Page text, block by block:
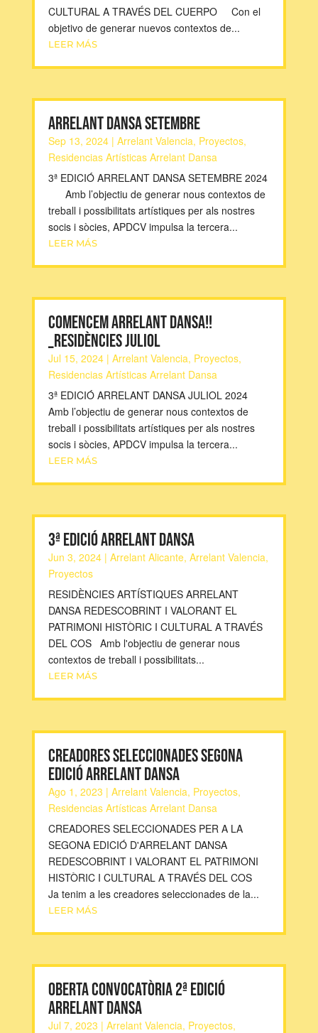
CULTURAL A TRAVÉS DEL CUERPO Con el
objetivo de generar nuevos contextos de...
LEER MÁS
ARRELANT DANSA SETEMBRE
Sep 13, 2024| Arrelant Valencia, Proyectos,
Residencias Artísticas Arrelant Dansa
3ª EDICIÓ ARRELANT DANSA SETEMBRE 2024
Amb l’objectiu de generar nous contextos de
treball i possibilitats artístiques per als nostres
socis i sòcies, APDCV impulsa la tercera...
LEER MÁS
COMENCEM ARRELANT DANSA!!
_residències juliol
Jul 15, 2024| Arrelant Valencia, Proyectos,
Residencias Artísticas Arrelant Dansa
3ª EDICIÓ ARRELANT DANSA JULIOL 2024
Amb l’objectiu de generar nous contextos de
treball i possibilitats artístiques per als nostres
socis i sòcies, APDCV impulsa la tercera...
LEER MÁS
3ª EDICIÓ ARRELANT DANSA
Jun 3, 2024| Arrelant Alicante, Arrelant Valencia,
Proyectos
RESIDÈNCIES ARTÍSTIQUES ARRELANT
DANSA REDESCOBRINT I VALORANT EL
PATRIMONI HISTÒRIC I CULTURAL A TRAVÉS
DEL COS Amb l'objectiu de generar nous
contextos de treball i possibilitats...
LEER MÁS
CREADORES SELECCIONADES SEGONA
EDICIÓ ARRELANT DANSA
Ago 1, 2023 | Arrelant Valencia, Proyectos,
Residencias Artísticas Arrelant Dansa
CREADORES SELECCIONADES PER A LA
SEGONA EDICIÓ D'ARRELANT DANSA
REDESCOBRINT I VALORANT EL PATRIMONI
HISTÒRIC I CULTURAL A TRAVÉS DEL COS
Ja tenim a les creadores seleccionades de la...
LEER MÁS
OBERTA CONVOCATÒRIA 2ª EDICIÓ
ARRELANT DANSA
Jul 7, 2023 | Arrelant Valencia, Proyectos,